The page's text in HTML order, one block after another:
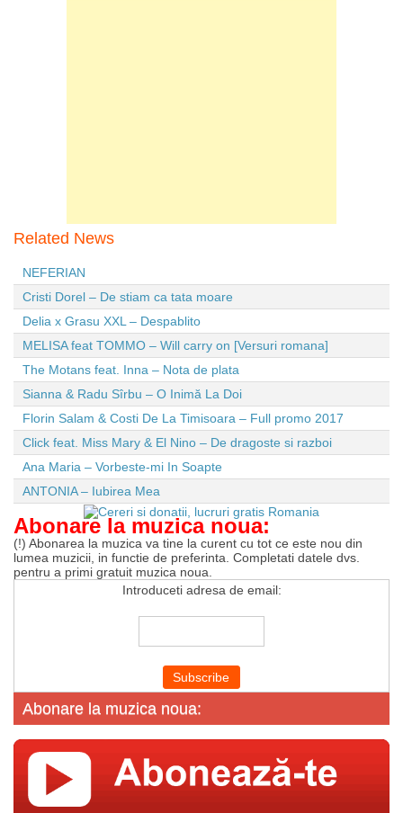
Related News
NEFERIAN
Cristi Dorel – De stiam ca tata moare
Delia x Grasu XXL – Despablito
MELISA feat TOMMO – Will carry on [Versuri romana]
The Motans feat. Inna – Nota de plata
Sianna & Radu Sîrbu – O Inimă La Doi
Florin Salam & Costi De La Timisoara – Full promo 2017
Click feat. Miss Mary & El Nino – De dragoste si razboi
Ana Maria – Vorbeste-mi In Soapte
ANTONIA – Iubirea Mea
Abonare la muzica noua:
(!) Abonarea la muzica va tine la curent cu tot ce este nou din
lumea muzicii, in functie de preferinta. Completati datele dvs.
pentru a primi gratuit muzica noua.
Introduceti adresa de email:
Abonare la muzica noua: